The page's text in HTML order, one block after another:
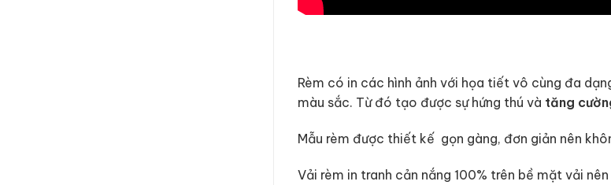
Rèm có in các hình ảnh với họa tiết vô cùng đa
màu sắc. Từ đó tạo được sự hứng thú và tăng
Mẫu rèm được thiết kế gọn gàng, đơn giản nên
Vải rèm in tranh cản nắng 100% trên bề mặt vải